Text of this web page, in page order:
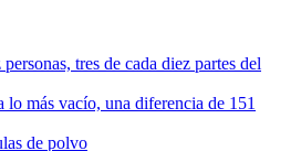
tres de cada diez partes del
lo más vacío, una diferencia de 151
de polvo